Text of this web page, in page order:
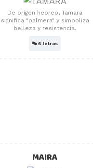
De origen hebreo, Tamara
significa "palmera" y simboliza
belleza y resistencia.
🔤6 letras
MAIRA